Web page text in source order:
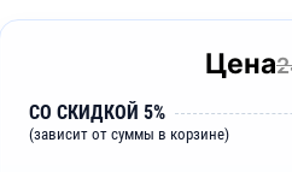
Цена
СО СКИДКОЙ 5%
(зависит от суммы в корзине)